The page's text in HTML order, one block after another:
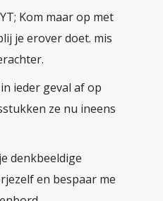
Kom maar op met
je erover doet. mis
ieder geval af op
ze nu ineens
denkbeeldige
en bespaar me